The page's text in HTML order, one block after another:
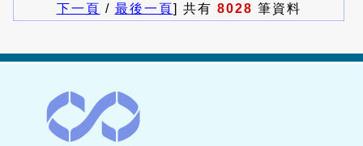
下一頁 / 最後一頁] 共有 8028 筆資料